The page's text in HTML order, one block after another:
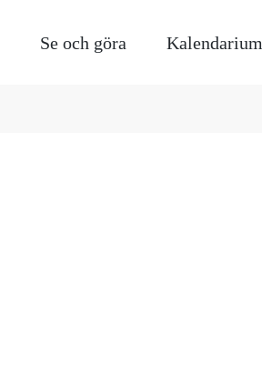
Se och göra Kalendarium